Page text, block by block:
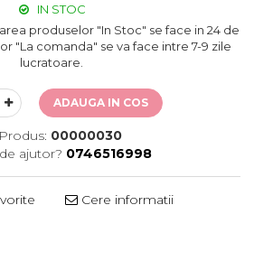
IN STOC
produselor "In Stoc" se face in 24 de
"La comanda" se va face intre 7-9 zile
lucratoare.
ADAUGA IN COS
00000030
ajutor? 0746516998
Cere informatii